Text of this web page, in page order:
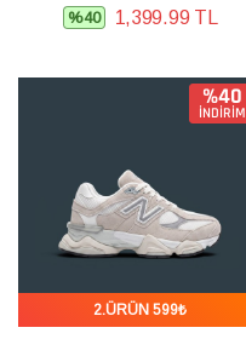
%40 1,399.99 TL
%40
İNDİRİM
2.ÜRÜN 599₺